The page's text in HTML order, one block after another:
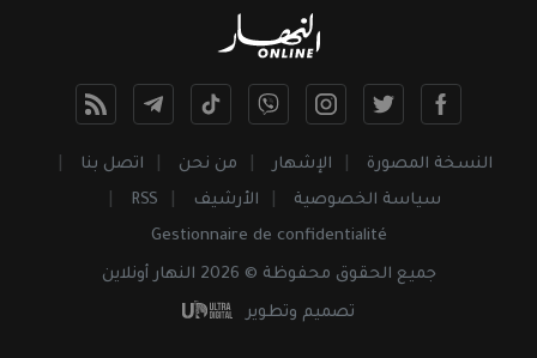
النسخة المصورة الإشهار من نحن
اتصل بنا
سياسة الخصوصية
الأرشيف
RSS
Gestionnaire de confidentialité
جميع الحقوق محفوظة © 2026 النهار أونلاين
تصميم وتطوير